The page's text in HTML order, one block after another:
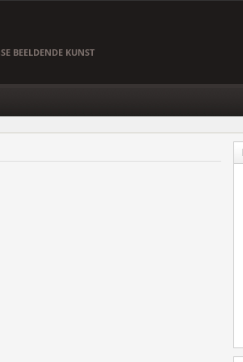
BEELDENDE KUNST